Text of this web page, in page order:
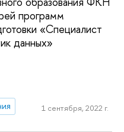
программ
«Специалист
данных»
1 сентября, 2022 г.